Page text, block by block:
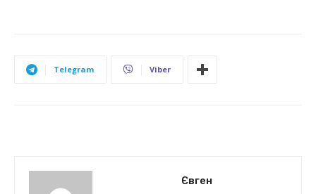
Telegram Viber
Євген